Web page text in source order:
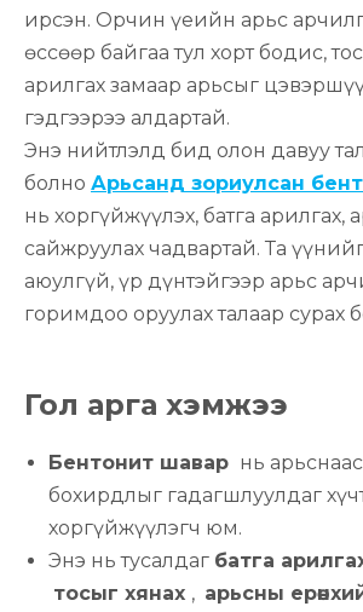
ирсэн. Орчин үеийн арьс
өссөөр байгаа тул хорт бодис,
арилгах замаар арьсыг
гэдгээрээ алдартай.
Энэ нийтлэлд бид олон давуу
болно Арьсанд зориулсан
нь хоргүйжүүлэх, батга арилгах,
сайжруулах чадвартай. Та
аюулгүй, үр дүнтэйгээр арьс
горимдоо оруулах талаар сурах
Гол арга хэмжээ
Бентонит шавар нь
бохирдлыг гадагшлуулдаг
хоргүйжүүлэгч юм.
Энэ нь тусалдаг батга
тосыг хянах , арьсны